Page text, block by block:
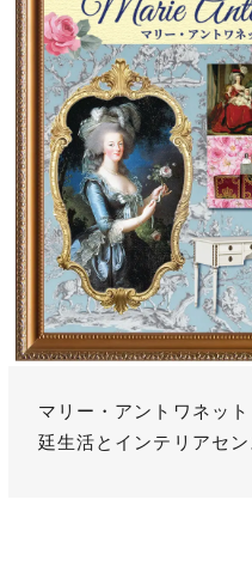
マリー・アントワネッ
廷生活とインテリアセン